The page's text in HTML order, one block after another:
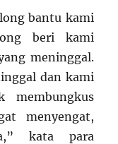
bantu kami
beri kami
meninggal.
dan kami
membungkus
menyengat,
kata para